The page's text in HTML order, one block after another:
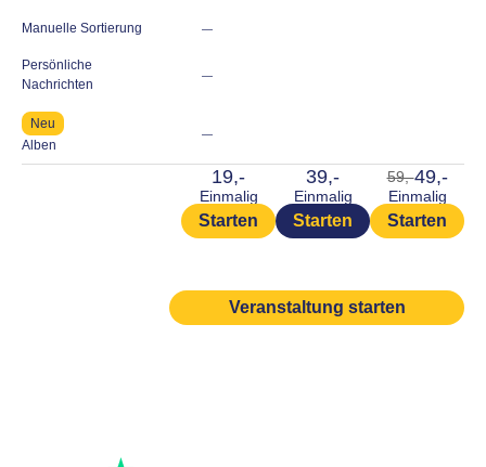
Manuelle Sortierung —
Persönliche
Nachrichten
—
Neu
Alben
—
19,-
Einmalig
Starten
39,-
Einmalig
Starten
59,-49,-
Einmalig
Starten
Veranstaltung starten